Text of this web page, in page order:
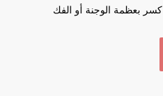
كسر بعظمة الوجنة أو الفك